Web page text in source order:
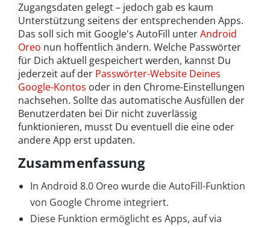
Zugangsdaten gelegt – jedoch gab es kaum
Unterstützung seitens der entsprechenden Apps.
Das soll sich mit Google's AutoFill unterAndroid
Oreo nun hoffentlich ändern. Welche Passwörter
für Dich aktuell gespeichert werden, kannst Du
jederzeit auf der Passwörter-Website Deines
Google-Kontos oder in den Chrome-Einstellungen
nachsehen. Sollte das automatische Ausfüllen der
Benutzerdaten bei Dir nicht zuverlässig
funktionieren, musst Du eventuell die eine oder
andere App erst updaten.
Zusammenfassung
In Android 8.0 Oreo wurde die AutoFill-Funktion
von Google Chrome integriert.
Diese Funktion ermöglicht es Apps, auf via